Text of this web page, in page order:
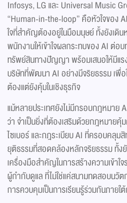
Infosys, LG และ Universal Music
“Human-in-the-loop” คือหัวใจของ
ใจที่สำคัญต้องอยู่ในมือมนุษย์ ทั้งยังเดิ
พนักงานให้เข้าใจผลกระทบของ AI ต่อ
ทรัพย์สินทางปัญญา พร้อมเสนอให้มีแร
บริษัทที่พัฒนา AI อย่างมีจริยธรรม เพื่
ต้องแต่ยังคุ้มในเชิงธุรกิจ
แม้หลายประเทศยังไม่มีกรอบกฎหมาย
ว่า จำเป็นยิ่งที่ต้องเสริมด้วยกฎหมาย
ไซเบอร์ และกฎระเบียบ AI ที่ครอบคลุ
ยุติธรรมที่สอดคล้องหลักจริยธรรม ทั้ง
เครื่องมือสำคัญในการสร้างความเข้าใ
ผู้กำกับดูแล ที่ไม่ใช่แค่สนามทดสอบนวั
การควบคุมเป็นการเรียนรู้ร่วมกันภาย